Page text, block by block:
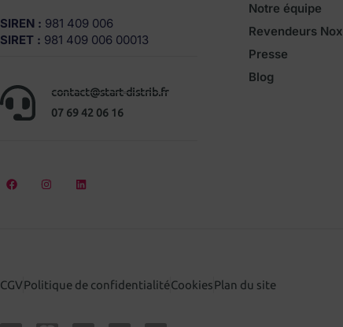
SIREN : 981 409 006
SIRET : 981 409 006 00013
contact@start-distrib.fr
07 69 42 06 16
Notre équipe
Revendeurs Nox
Presse
Blog
CGVPolitique de confidentialitéCookiesPlan du site